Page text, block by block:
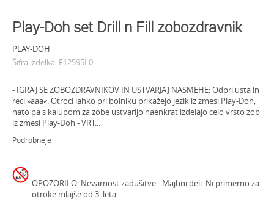
Play-Doh set Drill n Fill zobozdravnik
PLAY-DOH
Šifra izdelka: F12595L0
- IGRAJ SE ZOBOZDRAVNIKOV IN USTVARJAJ NASMEHE: Odpri usta in
reci »aaa«. Otroci lahko pri bolniku prikažejo jezik iz zmesi Play-Doh,
nato pa s kalupom za zobe ustvarijo naenkrat izdelajo celo vrsto zob
iz zmesi Play-Doh - VRT...
Podrobneje
OPOZORILO: Nevarnost zadušitve - Majhni deli. Ni primerno za
otroke mlajše od 3. leta.